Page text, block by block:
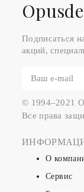
Подписаться
акций,
© 1994–2021
Все права
О
Сервис